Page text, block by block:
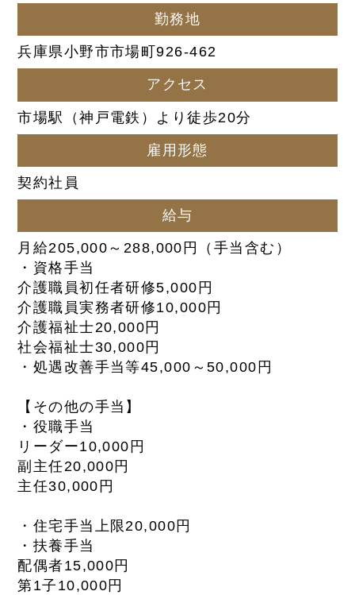
勤務地
兵庫県小野市市場町926-462
アクセス
市場駅（神戸電鉄）より徒歩20分
雇用形態
契約社員
給与
月給205,000～288,000円（手当含む）
・資格手当
介護職員初任者研修5,000円
介護職員実務者研修10,000円
介護福祉士20,000円
社会福祉士30,000円
・処遇改善手当等45,000～50,000円
【その他の手当】
・役職手当
リーダー10,000円
副主任20,000円
主任30,000円
・住宅手当上限20,000円
・扶養手当
配偶者15,000円
第1子10,000円